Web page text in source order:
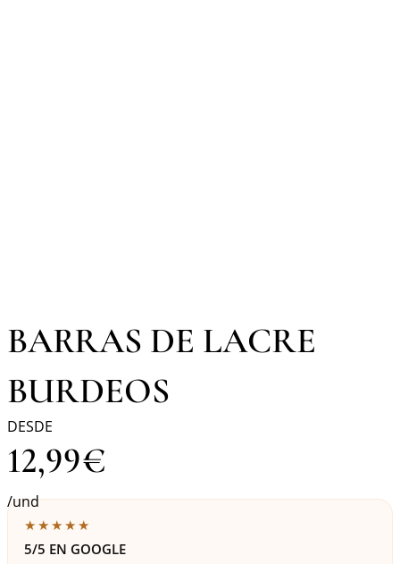
BARRAS DE LACRE
BURDEOS
DESDE
12,99€
/und
★★★★★
5/5 EN GOOGLE